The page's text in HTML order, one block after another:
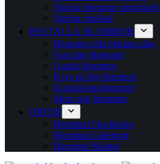
Skicka blommor utomlands
Skicka choklad
BESTÄLLA BLOMMOR
Blommor alla hjärtans dag
Fars dag blommor
Grattis blommor
Krya på dig blommor
Kondoleansblommor
Mors dag blommor
ORTER
Blombud Stockholm
Blombud Göteborg
Blombud Malmö